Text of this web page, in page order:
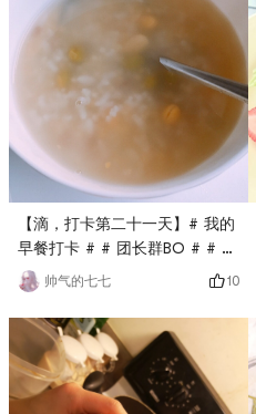
【滴，打卡第二十一天】# 我的
早餐打卡 # # 团长群BO # # 燃
烧卡路里大作战 #喝粥
帅气的七七 10